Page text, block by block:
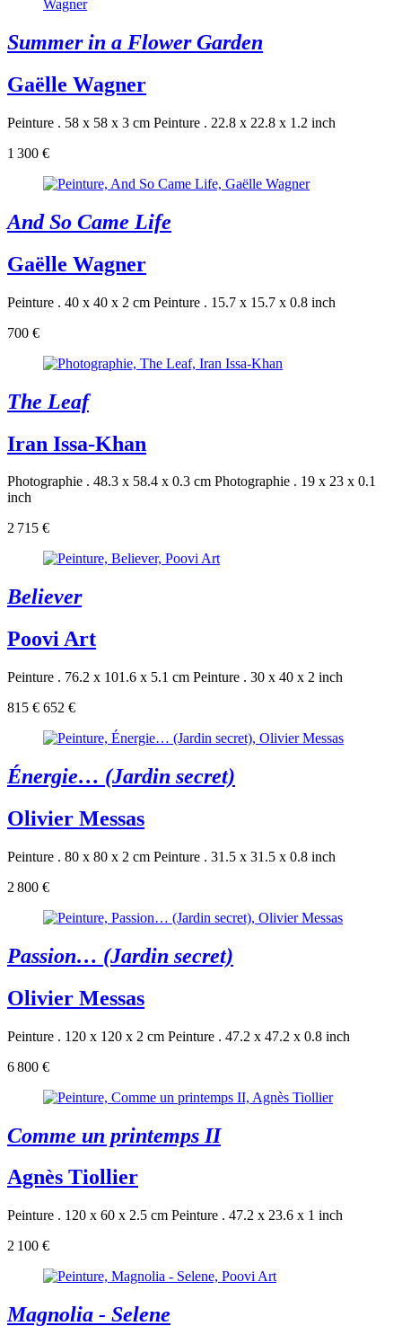
Summer in a Flower Garden
Gaëlle Wagner
Peinture . 58 x 58 x 3 cm Peinture . 22.8 x 22.8 x 1.2 inch
1 300 €
And So Came Life
Gaëlle Wagner
Peinture . 40 x 40 x 2 cm Peinture . 15.7 x 15.7 x 0.8 inch
700 €
The Leaf
Iran Issa-Khan
Photographie . 48.3 x 58.4 x 0.3 cm Photographie . 19 x 23 x 0.1
inch
2 715 €
Believer
Poovi Art
Peinture . 76.2 x 101.6 x 5.1 cm Peinture . 30 x 40 x 2 inch
815 € 652 €
Énergie… (Jardin secret)
Olivier Messas
Peinture . 80 x 80 x 2 cm Peinture . 31.5 x 31.5 x 0.8 inch
2 800 €
Passion… (Jardin secret)
Olivier Messas
Peinture . 120 x 120 x 2 cm Peinture . 47.2 x 47.2 x 0.8 inch
6 800 €
Comme un printemps II
Agnès Tiollier
Peinture . 120 x 60 x 2.5 cm Peinture . 47.2 x 23.6 x 1 inch
2 100 €
Magnolia - Selene